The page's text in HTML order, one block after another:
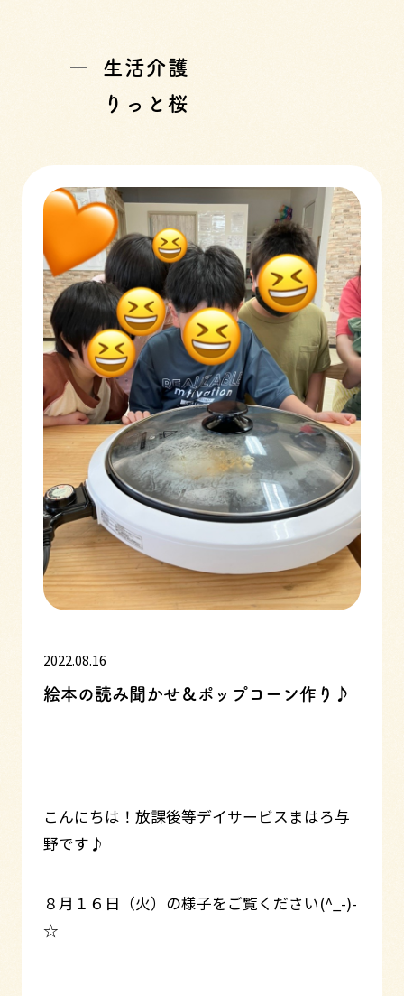
2022.08.16
絵本の読み聞かせ＆ポップコーン作り♪
こんにちは！放課後等デイサービスまはろ与
野です♪
８月１６日（火）の様子をご覧ください(^_-)-
☆
生活介護
りっと桜